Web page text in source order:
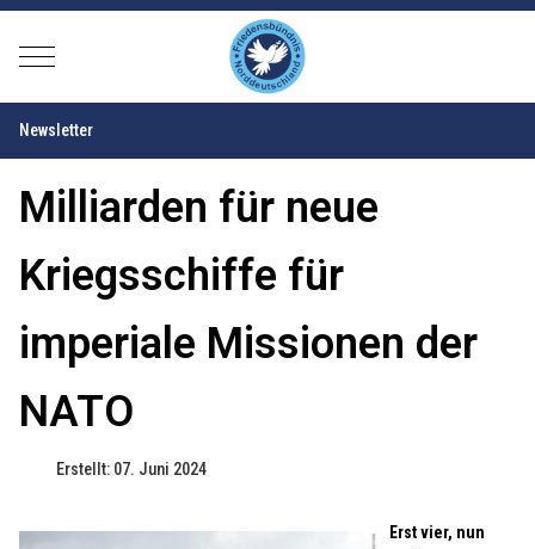
Mobile Menu Toggle
Newsletter
Milliarden für neue
Kriegsschiffe für
imperiale Missionen der
NATO
Erstellt: 07. Juni 2024
Erst vier, nun